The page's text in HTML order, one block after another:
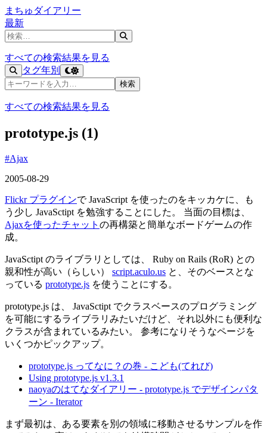
まちゅダイアリー
最新
記事を検索
すべての検索結果を見る
タグ年別
記事を検索
検索
すべての検索結果を見る
prototype.js (1)
#Ajax
2005-08-29
Flickr プラグインで JavaScript を使ったのをキッカケに、も
う少し JavaSctipt を勉強することにした。 当面の目標は、
Ajaxを使ったチャット の再構築と簡単なボードゲームの作
成。
JavaSctipt のライブラリとしては、 Ruby on Rails (RoR) との
親和性が高い（らしい） script.aculo.us と、そのベースとな
っている prototype.js を使うことにする。
prototype.js は、 JavaSctipt でクラスベースのプログラミング
を可能にするライブラリみたいだけど、それ以外にも便利な
クラスが含まれているみたい。 参考になりそうなページを
いくつかピックアップ。
prototype.js ってなに？の巻 - こども(てれび)
Using prototype.js v1.3.1
naoyaのはてなダイアリー - prototype.js でデザインパタ
ーン - Iterator
まず最初は、ある要素を別の領域に移動させるサンプルを作